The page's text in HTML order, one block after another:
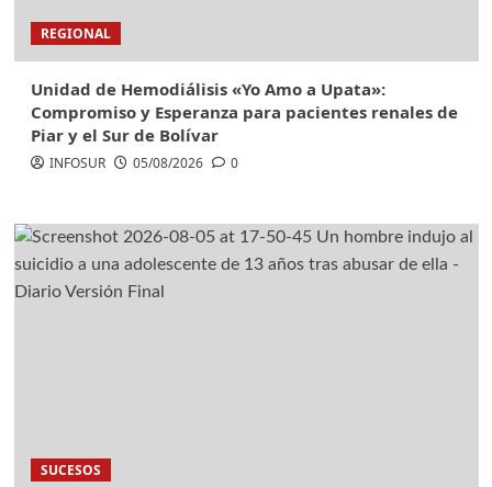
REGIONAL
Unidad de Hemodiálisis «Yo Amo a Upata»:
Compromiso y Esperanza para pacientes renales de
Piar y el Sur de Bolívar
INFOSUR 05/08/2026 0
SUCESOS